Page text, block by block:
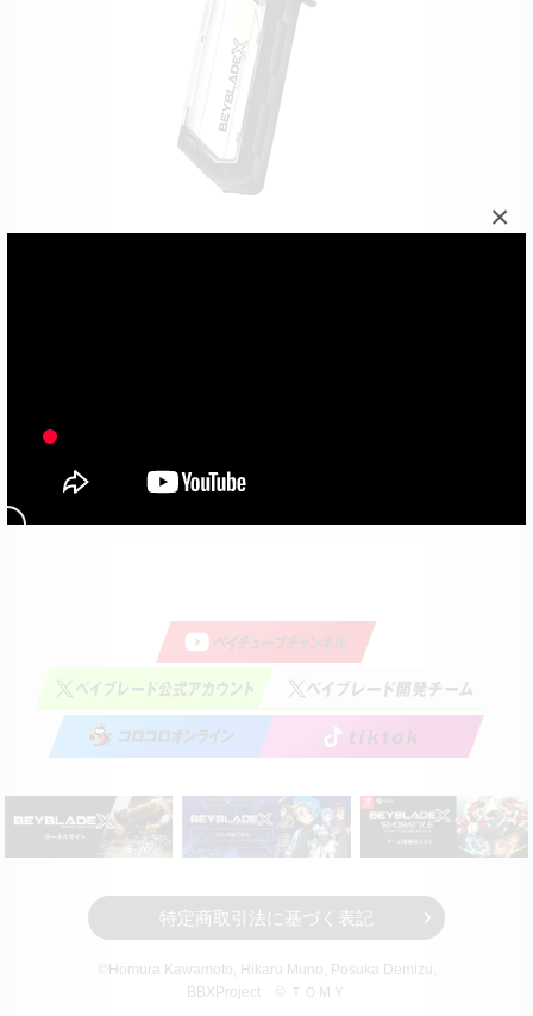
×
タカラトミーグループお客様相談室 0570-041031（ナビダ
https://www.takaratomy.co.jp/support/privacypolicy.html
特定商取引法に基づく表記
©Homura Kawamoto, Hikaru Muno, Posuka Demizu,
BBXProject © ＴＯＭＹ